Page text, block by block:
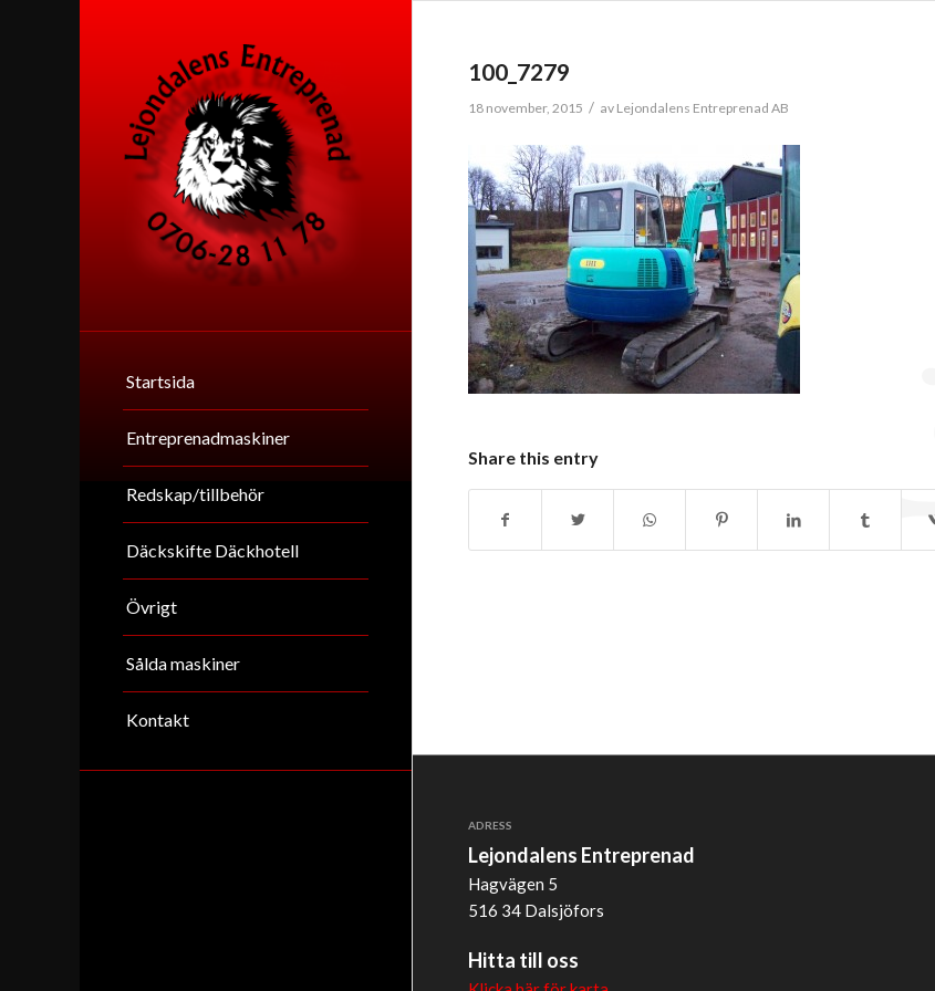
Startsida
Entreprenadmaskiner
Redskap/tillbehör
Däckskifte Däckhotell
Övrigt
Sålda maskiner
Kontakt
100_7279
18 november, 2015 / av Lejondalens Entreprenad AB
Share this entry
ADRESS
Lejondalens Entreprenad
Hagvägen 5
516 34 Dalsjöfors
Hitta till oss